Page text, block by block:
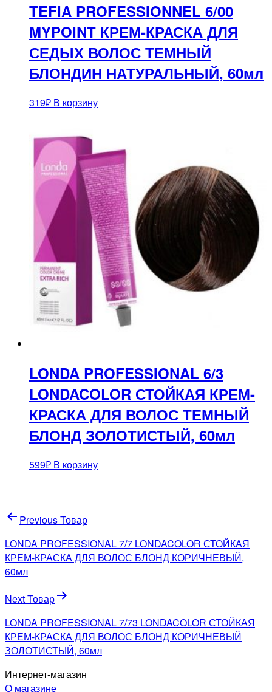
TEFIA PROFESSIONNEL 6/00
MYPOINT КРЕМ-КРАСКА ДЛЯ
СЕДЫХ ВОЛОС ТЕМНЫЙ
БЛОНДИН НАТУРАЛЬНЫЙ, 60мл
319₽ В корзину
LONDA PROFESSIONAL 6/3
LONDACOLOR СТОЙКАЯ КРЕМ-
КРАСКА ДЛЯ ВОЛОС ТЕМНЫЙ
БЛОНД ЗОЛОТИСТЫЙ, 60мл
599₽ В корзину
Навигация
по
записям
Previous Товар
LONDA PROFESSIONAL 7/7 LONDACOLOR СТОЙКАЯ
КРЕМ-КРАСКА ДЛЯ ВОЛОС БЛОНД КОРИЧНЕВЫЙ,
60мл
Next Товар
LONDA PROFESSIONAL 7/73 LONDACOLOR СТОЙКАЯ
КРЕМ-КРАСКА ДЛЯ ВОЛОС БЛОНД КОРИЧНЕВЫЙ
ЗОЛОТИСТЫЙ, 60мл
Интернет-магазин
О магазине